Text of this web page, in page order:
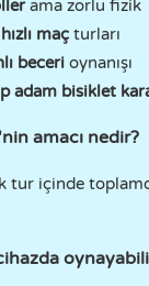
ama zorlu fizik
maç turları
beceri oynanışı
adam bisiklet
amacı nedir?
tur içinde